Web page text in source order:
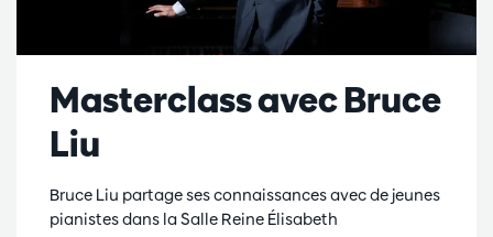
Masterclass avec Bruce
Liu
Bruce Liu partage ses connaissances avec de jeunes
pianistes dans la Salle Reine Élisabeth